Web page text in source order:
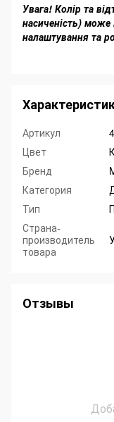
Увага! Колір та
насиченість) може
налаштування та
Артикул
Цвет
Бренд
Категория
Тип
Страна-
производитель
товара
Отзывы